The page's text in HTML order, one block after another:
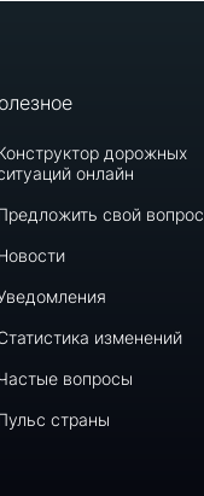
дорожных
онлайн
свой вопрос
изменений
вопросы
страны